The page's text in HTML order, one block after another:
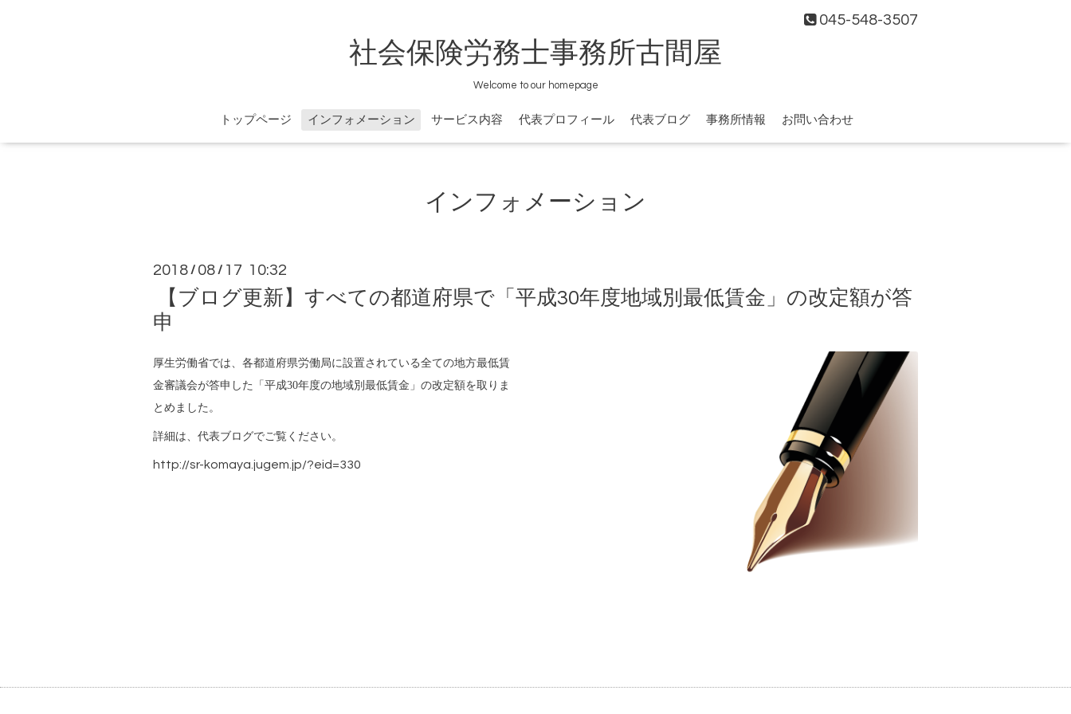
045-548-3507
社会保険労務士事務所古間屋
Welcome to our homepage
トップページ インフォメーション サービス内容 代表プロフィール 代表ブログ 事務所情報 お問い合わせ
インフォメーション
2018 / 08 / 17 10:32
【ブログ更新】すべての都道府県で「平成30年度地域別最低賃金」の改定額が答
申
厚生労働省では、各都道府県労働局に設置されている全ての地方最低賃
金審議会が答申した「平成30年度の地域別最低賃金」の改定額を取りま
とめました。
詳細は、代表ブログでご覧ください。
http://sr-komaya.jugem.jp/?eid=330